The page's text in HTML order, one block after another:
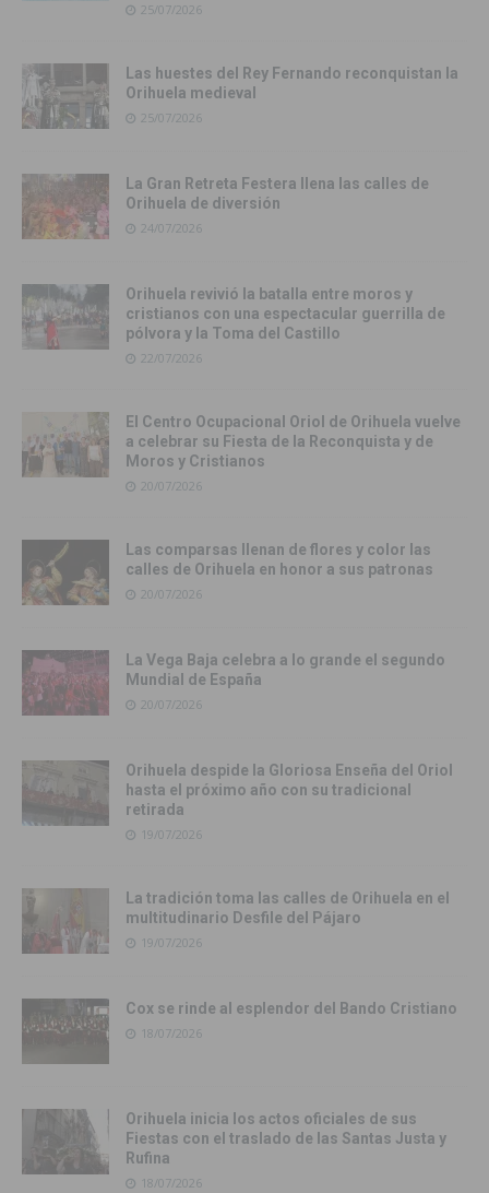
25/07/2026
Las huestes del Rey Fernando reconquistan la
Orihuela medieval
25/07/2026
La Gran Retreta Festera llena las calles de
Orihuela de diversión
24/07/2026
Orihuela revivió la batalla entre moros y
cristianos con una espectacular guerrilla de
pólvora y la Toma del Castillo
22/07/2026
El Centro Ocupacional Oriol de Orihuela vuelve
a celebrar su Fiesta de la Reconquista y de
Moros y Cristianos
20/07/2026
Las comparsas llenan de flores y color las
calles de Orihuela en honor a sus patronas
20/07/2026
La Vega Baja celebra a lo grande el segundo
Mundial de España
20/07/2026
Orihuela despide la Gloriosa Enseña del Oriol
hasta el próximo año con su tradicional
retirada
19/07/2026
La tradición toma las calles de Orihuela en el
multitudinario Desfile del Pájaro
19/07/2026
Cox se rinde al esplendor del Bando Cristiano
18/07/2026
Orihuela inicia los actos oficiales de sus
Fiestas con el traslado de las Santas Justa y
Rufina
18/07/2026